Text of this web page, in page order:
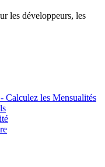
les développeurs, les
Calculez les Mensualités